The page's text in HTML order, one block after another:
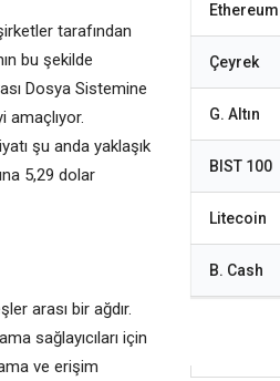
tarafından
bu şekilde
Dosya Sistemine
şu anda yaklaşık
5,29 dolar
arası bir ağdır.
sağlayıcıları için
ve erişim
Ethereum
Çeyrek
G. Altın
BIST 100
Litecoin
B. Cash